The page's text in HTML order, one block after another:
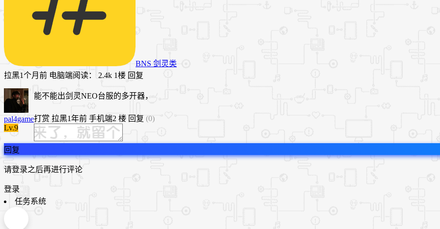
BNS 剑灵类
拉黑1个月前 电脑端阅读： 2.4k 1楼 回复
pal4game
Lv.9
能不能出剑灵NEO台服的多开器，
打赏 拉黑1年前 手机端2 楼 回复 (0)
回复
请登录之后再进行评论
登录
任务系统